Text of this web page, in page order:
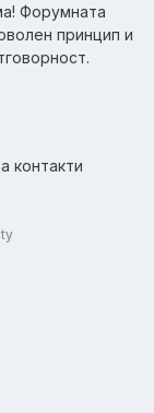
Форумната
принцип и
контакти